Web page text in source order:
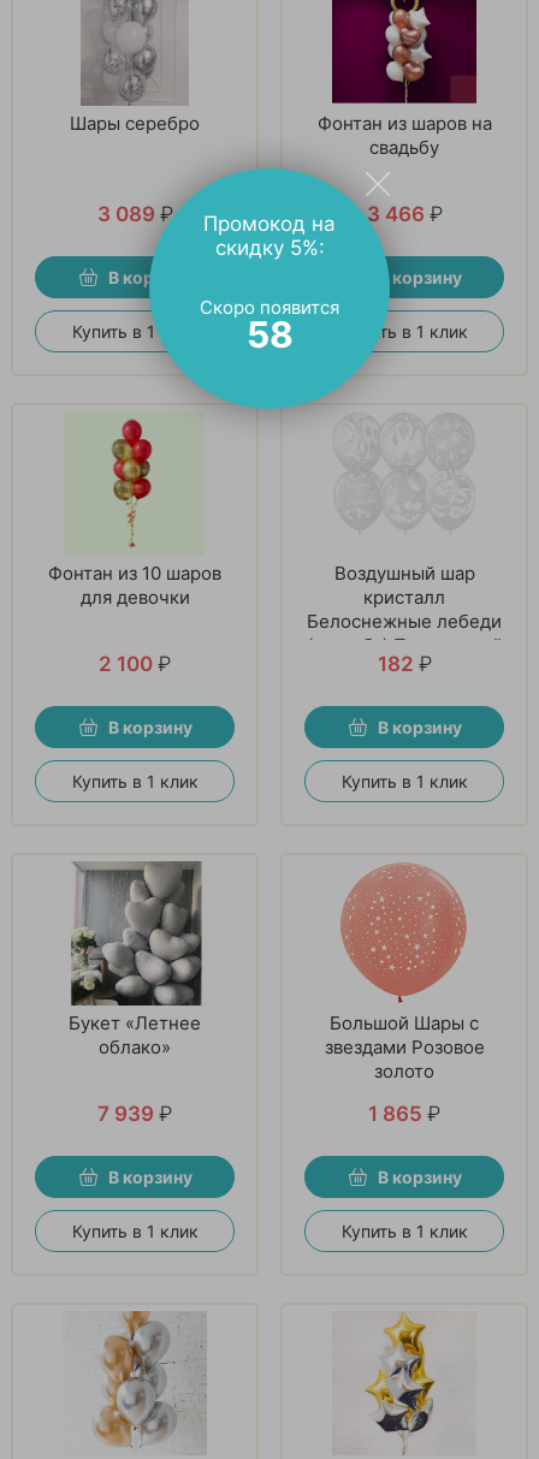
Шары серебро
3 089 ₽
В корзину
Купить в 1 клик
Фонтан из шаров на
свадьбу
3 466 ₽
В корзину
Купить в 1 клик
Фонтан из 10 шаров
для девочки
2 100 ₽
В корзину
Купить в 1 клик
Воздушный шар
кристалл
Белоснежные лебеди
(свадьба) Прозрачный
182 ₽
В корзину
Купить в 1 клик
Букет «Летнее
облако»
7 939 ₽
В корзину
Купить в 1 клик
Большой Шары с
звездами Розовое
золото
1 865 ₽
В корзину
Купить в 1 клик
Промокод на
скидку 5%:
Скоро появится
57